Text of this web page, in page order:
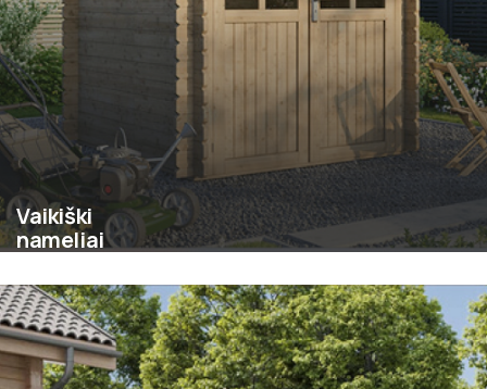
Vaikiški
nameliai